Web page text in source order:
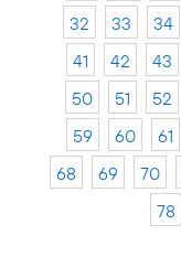
32
33 34
41
42 43
50
51 52
59
60 61
68
69 70
78